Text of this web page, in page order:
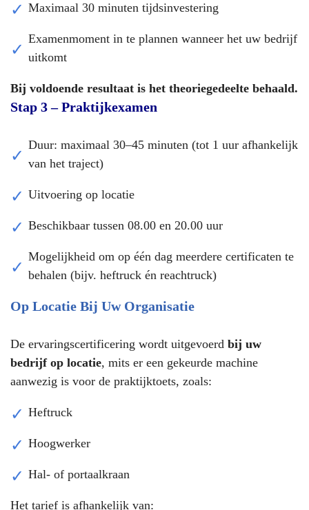
Maximaal 30 minuten tijdsinvestering
Examenmoment in te plannen wanneer het uw bedrijf
uitkomt
Bij voldoende resultaat is het theoriegedeelte behaald.
Stap 3 – Praktijkexamen
Duur: maximaal 30–45 minuten (tot 1 uur afhankelijk
van het traject)
Uitvoering op locatie
Beschikbaar tussen 08.00 en 20.00 uur
Mogelijkheid om op één dag meerdere certificaten te
behalen (bijv. heftruck én reachtruck)
Op Locatie Bij Uw Organisatie
De ervaringscertificering wordt uitgevoerd bij uw
bedrijf op locatie, mits er een gekeurde machine
aanwezig is voor de praktijktoets, zoals:
Heftruck
Hoogwerker
Hal- of portaalkraan
Het tarief is afhankelijk van: